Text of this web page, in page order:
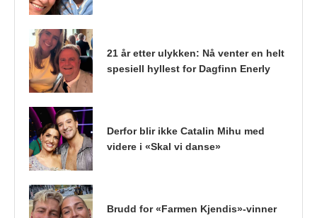
21 år etter ulykken: Nå venter en helt
spesiell hyllest for Dagfinn Enerly
Derfor blir ikke Catalin Mihu med
videre i «Skal vi danse»
Brudd for «Farmen Kjendis»-vinner